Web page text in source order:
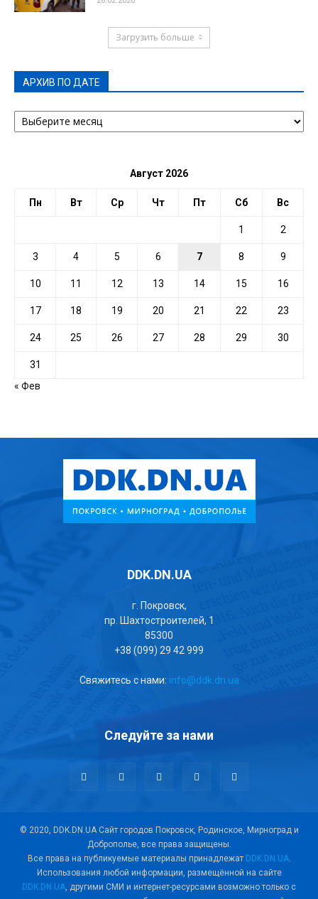
Загрузить больше
АРХИВ ПО ДАТЕ
АРХИВ
ПО
Август 2026
Пн Вт Ср Чт Пт Сб Вс
1 2
3 4 5 6 7 8 9
10 11 12 13 14 15 16
17 18 19 20 21 22 23
24 25 26 27 28 29 30
31
« Фев
DDK.DN.UA
г. Покровск,
пр. Шахтостроителей, 1
85300
+38 (099) 29 42 999
Свяжитесь с нами: info@ddk.dn.ua
Следуйте за нами
© 2020, DDK.DN.UA Сайт городов Покровск, Родинское, Мирноград и
Доброполье, все права защищены.
Все права на публикуемые материалы принадлежат DDK.DN.UA.
Использования любой информации, размещённой на сайте
DDK.DN.UA, другими СМИ и интернет-ресурсами возможно только с